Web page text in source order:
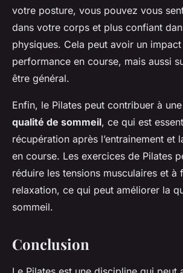
votre posture, vous pouvez vous
dans votre corps et plus confiant
physiques. Cela peut avoir un
performance en course, mais aussi
être général.
Enfin, le Pilates peut contribuer à
qualité de sommeil, ce qui est
récupération après l’entrainement et
en course. Les exercices de Pilates
réduire les tensions musculaires et à
relaxation, ce qui peut améliorer la
sommeil.
Conclusion